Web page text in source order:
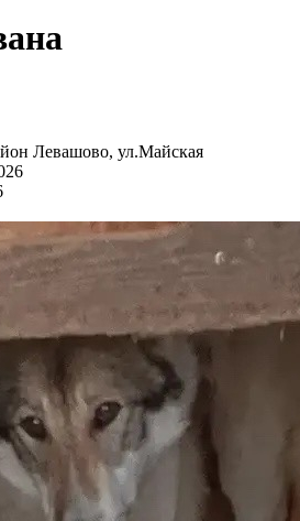
Левашово, ул.Майская